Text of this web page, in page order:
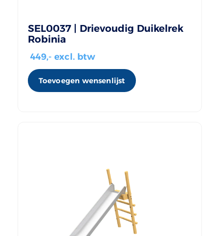
SEL0037 | Drievoudig Duikelrek
Robinia
449,- excl. btw
Toevoegen wensenlijst